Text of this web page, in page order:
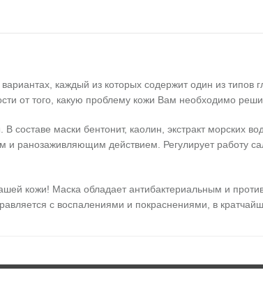
каждый из которых содержит один из типов
от того, какую проблему кожи Вам необходимо
маски бентонит, каолин, экстракт морских
ранозаживляющим действием. Регулирует работу
кожи! Маска обладает антибактериальным и
с воспалениями и покраснениями, в
упругость и эластичность кожи,